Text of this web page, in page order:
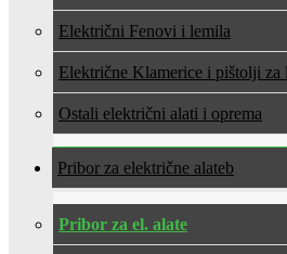
Električni Fenovi i lemila
Električne Klamerice i pištolji za
Ostali električni alati i oprema
Pribor za električne alate
Pribor za el. alate